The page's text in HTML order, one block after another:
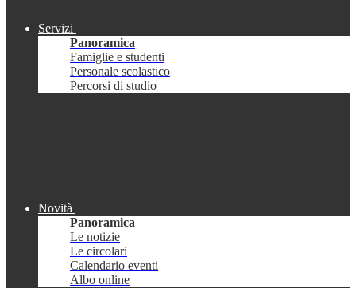
Servizi
Panoramica
Famiglie e studenti
Personale scolastico
Percorsi di studio
Novità
Panoramica
Le notizie
Le circolari
Calendario eventi
Albo online